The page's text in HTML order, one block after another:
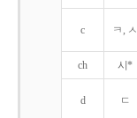
c ㅋ, ㅅ
ch 시*
d ㄷ